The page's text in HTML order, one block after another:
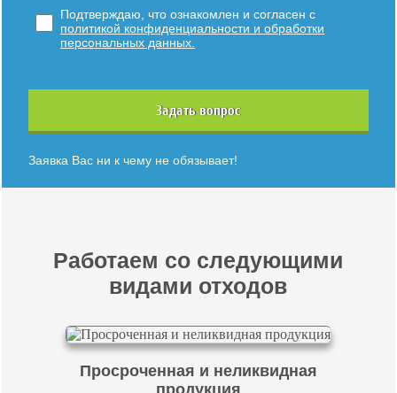
Подтверждаю, что ознакомлен и согласен с
политикой конфиденциальности и обработки
персональных данных.
Задать вопрос
Заявка Вас ни к чему не обязывает!
Работаем со следующими
видами отходов
Просроченная и неликвидная
продукция